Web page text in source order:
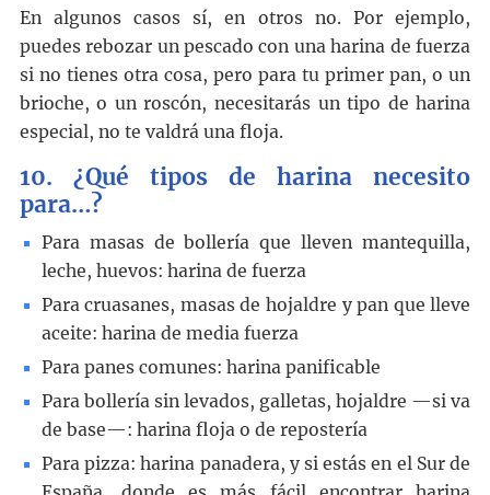
En algunos casos sí, en otros no. Por ejemplo,
puedes rebozar un pescado con una harina de fuerza
si no tienes otra cosa, pero para tu primer pan, o un
brioche, o un roscón, necesitarás un tipo de harina
especial, no te valdrá una floja.
10. ¿Qué tipos de harina necesito
para…?
Para masas de bollería que lleven mantequilla,
leche, huevos: harina de fuerza
Para cruasanes, masas de hojaldre y pan que lleve
aceite: harina de media fuerza
Para panes comunes: harina panificable
Para bollería sin levados, galletas, hojaldre —si va
de base—: harina floja o de repostería
Para pizza: harina panadera, y si estás en el Sur de